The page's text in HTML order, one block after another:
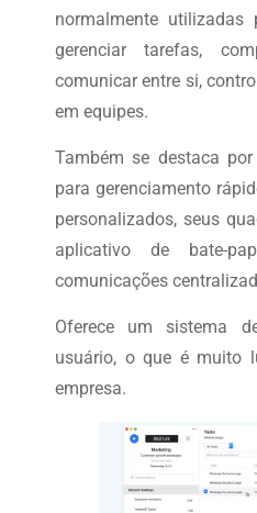
normalmente utilizadas
gerenciar tarefas,
comunicar entre si,
em equipes.
Também se destaca
para gerenciamento
personalizados, seus
aplicativo de bate-
comunicações
Oferece um sistema
usuário, o que é muito
empresa.